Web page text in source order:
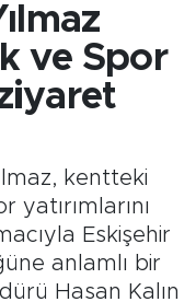
ve Spor
kentteki
yatırımlarını
Eskişehir
anlamlı bir
Hasan Kalın
Fikstür